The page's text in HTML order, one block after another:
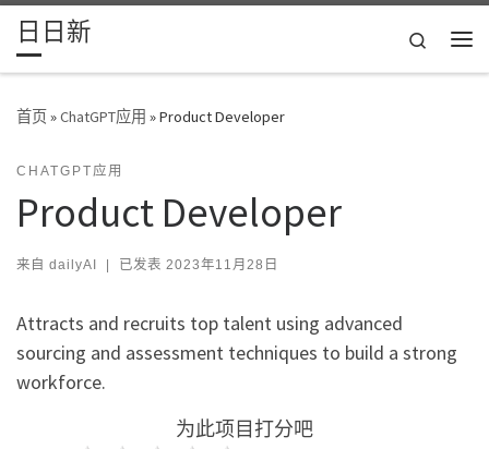
Skip to content
日日新
Search
首页»ChatGPT应用 »Product Developer
CHATGPT应用
Product Developer
来自 dailyAI | 已发表 2023年11月28日
Attracts and recruits top talent using advanced
sourcing and assessment techniques to build a strong
workforce.
为此项目打分吧